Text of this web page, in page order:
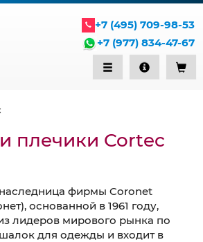
+7 (495) 709-98-53
+7 (977) 834-47-67
плечики Cortec
наследница фирмы Coronet
основанной в 1961 году,
лидеров мирового рынка по
для одежды и входит в